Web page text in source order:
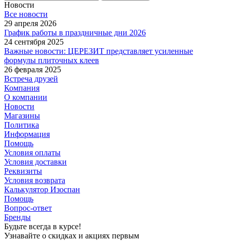
Новости
Все новости
29 апреля 2026
График работы в праздничные дни 2026
24 сентября 2025
Важные новости: ЦЕРЕЗИТ представляет усиленные
формулы плиточных клеев
26 февраля 2025
Встреча друзей
Компания
О компании
Новости
Магазины
Политика
Информация
Помощь
Условия оплаты
Условия доставки
Реквизиты
Условия возврата
Калькулятор Изоспан
Помощь
Вопрос-ответ
Бренды
Будьте всегда в курсе!
Узнавайте о скидках и акциях первым